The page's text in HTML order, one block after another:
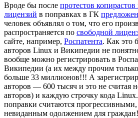
Вроде бы после протестов
лицензий в поправках в ГК
человек объявлял о том, что его
распространяется по свободной
сайте, например, Роспатента. Как это
авторов Linux и Википедии не
вообще можно регистрировать в
Википедии (а их между прочим
больше 33 миллионов!!! А
авторов — 600 тысяч и это не считая
авторов) и каждую строчку кода
поправки считаются
невиданным одолжением для граждан!